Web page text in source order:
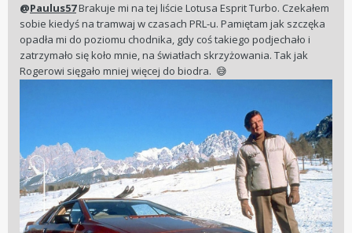
@Paulus57Brakuje mi na tej liście Lotusa Esprit Turbo. Czekałem
sobie kiedyś na tramwaj w czasach PRL-u. Pamiętam jak szczęka
opadła mi do poziomu chodnika, gdy coś takiego podjechało i
zatrzymało się koło mnie, na światłach skrzyżowania. Tak jak
Rogerowi sięgało mniej więcej do biodra. 😅